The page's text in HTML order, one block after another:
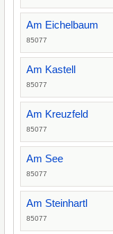
Am Eichelbaum
85077
Am Kastell
85077
Am Kreuzfeld
85077
Am See
85077
Am Steinhartl
85077